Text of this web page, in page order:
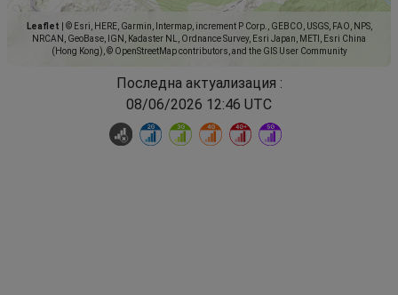
Leaflet
© Esri, HERE, Garmin, Intermap, increment P Corp., GEBCO, USGS, FAO, NPS,
NRCAN, GeoBase, IGN, Kadaster NL, Ordnance Survey, Esri Japan, METI, Esri China
(Hong Kong), © OpenStreetMap contributors, and the GIS User Community
Последна актуализация :
08/06/2026 12:46 UTC